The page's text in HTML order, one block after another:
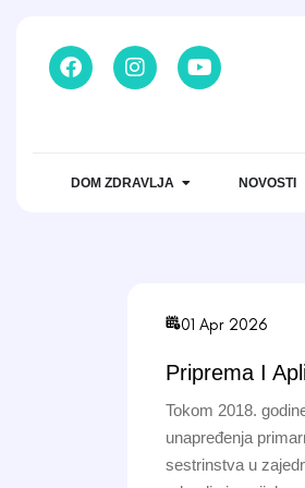
DOM ZDRAVLJA NOVOSTI
01 Apr 2026
Priprema I
Tokom 2018.
unapređenja
sestrinstva u